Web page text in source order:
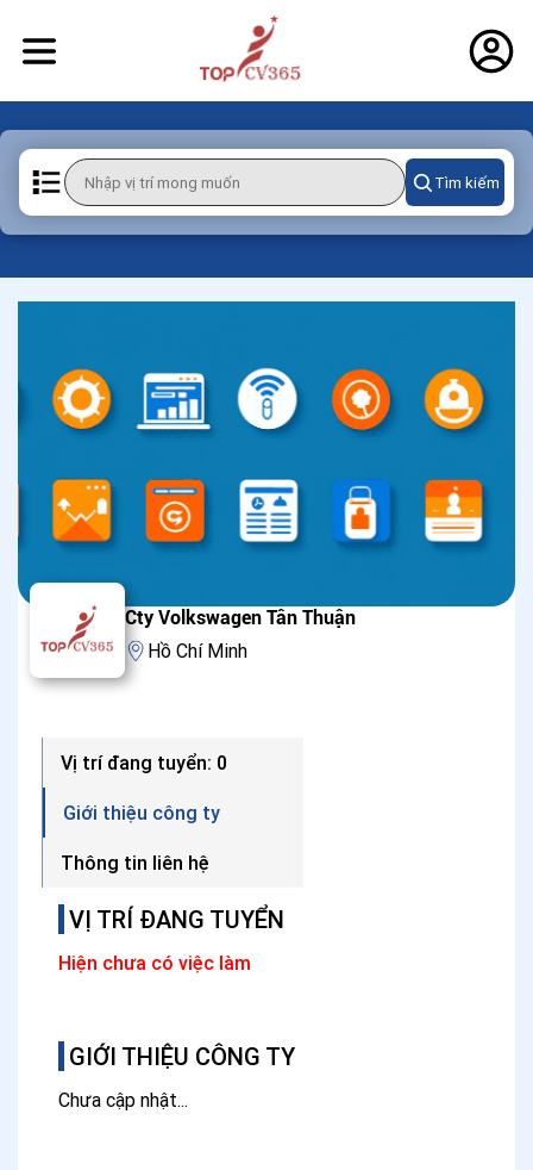
Tìm kiếm
Cty Volkswagen Tân Thuận
Hồ Chí Minh
VỊ TRÍ ĐANG TUYỂN
Hiện chưa có việc làm
GIỚI THIỆU CÔNG TY
Chưa cập nhật...
Vị trí đang tuyển: 0
Giới thiệu công ty
Thông tin liên hệ